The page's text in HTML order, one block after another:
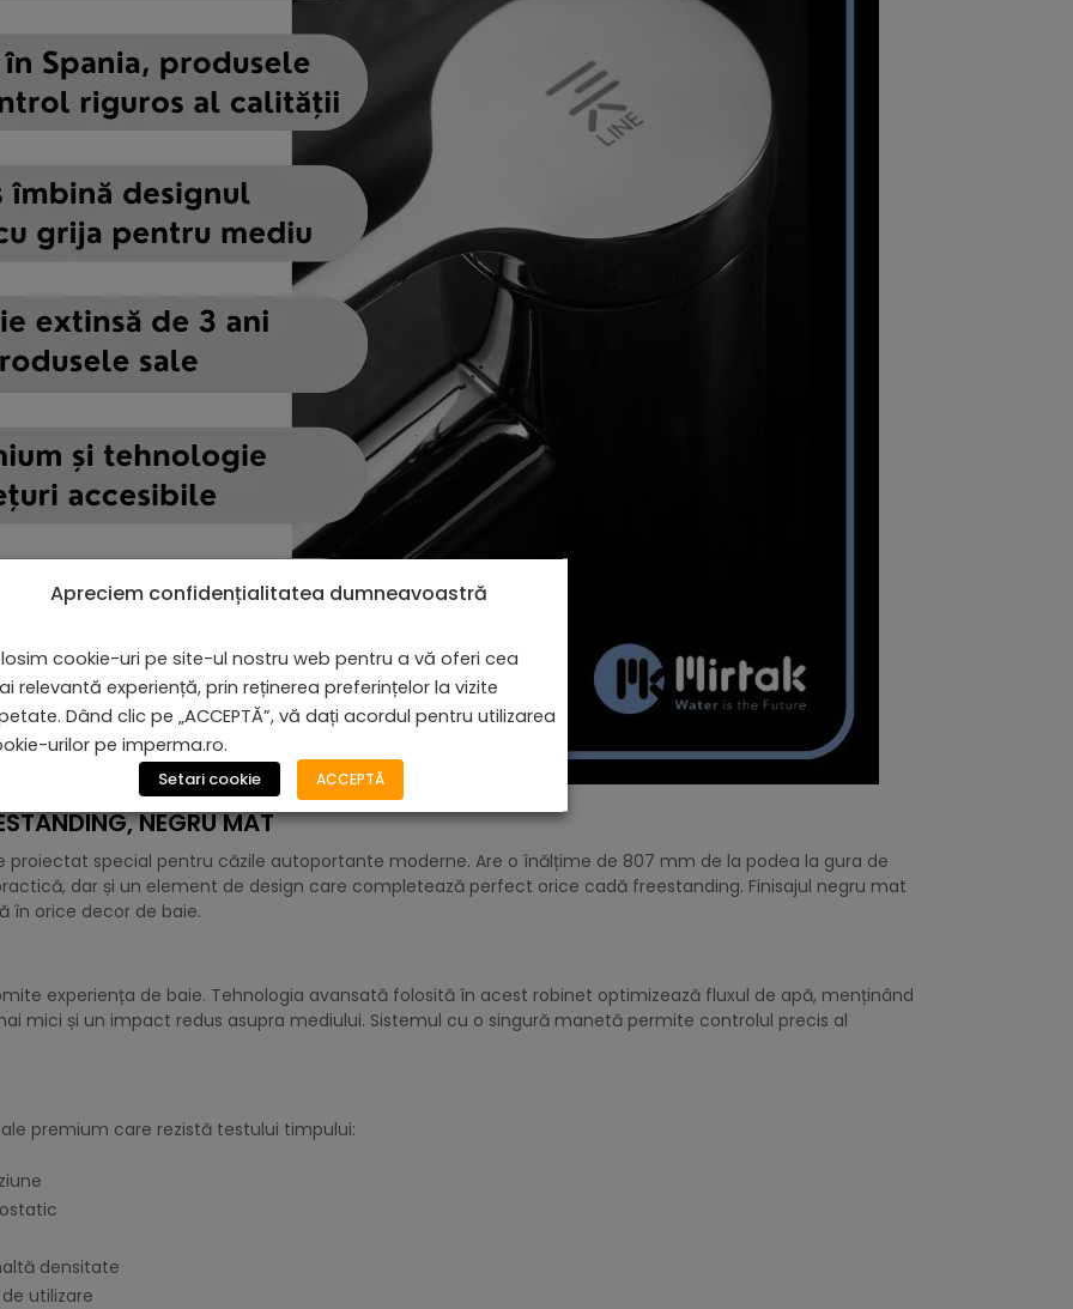
NEGRU MAT
special pentru căzile autoportante moderne. Are o înălțime de 807 mm de la podea la gura de
dar și un element de design care completează perfect orice cadă freestanding. Finisajul negru mat
în orice decor de baie.
experiența de baie. Tehnologia avansată folosită în acest robinet optimizează fluxul de apă, menținând
mici și un impact redus asupra mediului. Sistemul cu o singură manetă permite controlul precis al
premium care rezistă testului timpului:
densitate
utilizare
Apreciem confidențialitatea dumneavoastră
cookie-uri pe site-ul nostru web pentru a vă oferi cea
relevantă experiență, prin reținerea preferințelor la vizite
Dând clic pe „ACCEPTĂ”, vă dați acordul pentru utilizarea
urilor pe imperma.ro.
Setari cookie ACCEPTĂ